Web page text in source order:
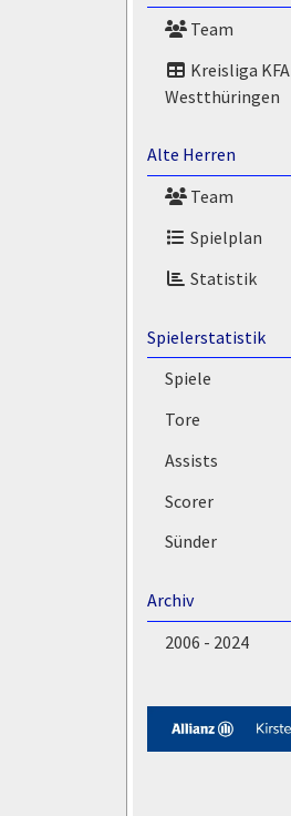
Team
Kreisliga KFA
Westthüringen
Alte Herren
Team
Spielplan
Statistik
Spielerstatistik
Spiele
Tore
Assists
Scorer
Sünder
Archiv
2006 - 2024